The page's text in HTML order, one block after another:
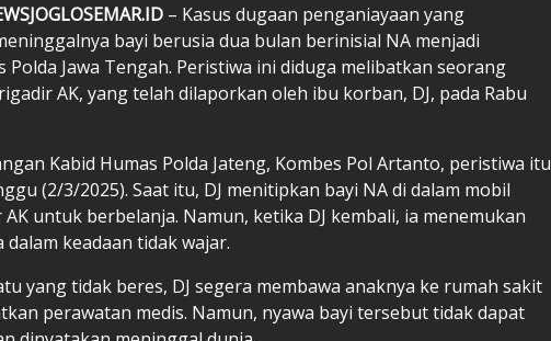
– Kasus dugaan penganiayaan yang
bayi berusia dua bulan berinisial NA menjadi
Polda Jawa Tengah. Peristiwa ini diduga melibatkan seorang
AK, yang telah dilaporkan oleh ibu korban, DJ, pada Rabu
Kabid Humas Polda Jateng, Kombes Pol Artanto, peristiwa itu
(2/3/2025). Saat itu, DJ menitipkan bayi NA di dalam mobil
untuk berbelanja. Namun, ketika DJ kembali, ia menemukan
dalam keadaan tidak wajar.
yang tidak beres, DJ segera membawa anaknya ke rumah sakit
perawatan medis. Namun, nyawa bayi tersebut tidak dapat